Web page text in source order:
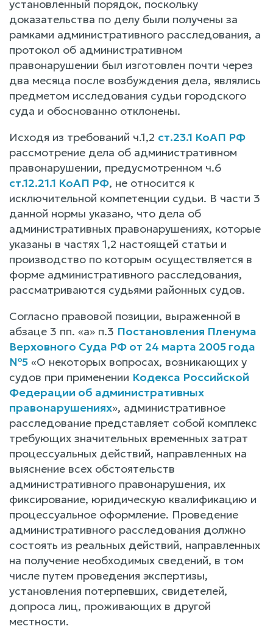
установленный порядок, поскольку
доказательства по делу были получены за
рамками административного расследования, а
протокол об административном
правонарушении был изготовлен почти через
два месяца после возбуждения дела, являлись
предметом исследования судьи городского
суда и обоснованно отклонены.
Исходя из требований ч.1,2 ст.23.1 КоАП РФ
рассмотрение дела об административном
правонарушении, предусмотренном ч.6
ст.12.21.1 КоАП РФ, не относится к
исключительной компетенции судьи. В части 3
данной нормы указано, что дела об
административных правонарушениях, которые
указаны в частях 1,2 настоящей статьи и
производство по которым осуществляется в
форме административного расследования,
рассматриваются судьями районных судов.
Согласно правовой позиции, выраженной в
абзаце 3 пп. «а» п.3 Постановления Пленума
Верховного Суда РФ от 24 марта 2005 года
№5 «О некоторых вопросах, возникающих у
судов при применении Кодекса Российской
Федерации об административных
правонарушениях», административное
расследование представляет собой комплекс
требующих значительных временных затрат
процессуальных действий, направленных на
выяснение всех обстоятельств
административного правонарушения, их
фиксирование, юридическую квалификацию и
процессуальное оформление. Проведение
административного расследования должно
состоять из реальных действий, направленных
на получение необходимых сведений, в том
числе путем проведения экспертизы,
установления потерпевших, свидетелей,
допроса лиц, проживающих в другой
местности.